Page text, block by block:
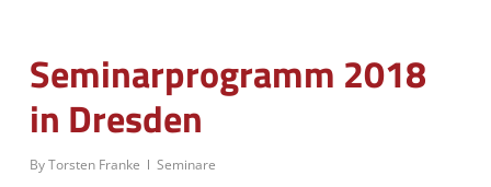
Seminarprogramm 2018
in Dresden
ByTorsten Franke Seminare